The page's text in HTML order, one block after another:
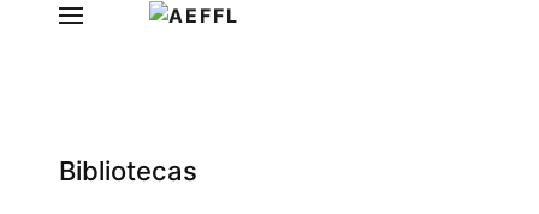
Bibliotecas